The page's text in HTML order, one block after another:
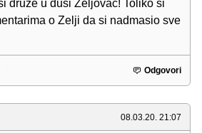
druze u dusi Zeljovac! Toliko si
o Zelji da si nadmasio sve
Odgovori
08.03.20. 21:07